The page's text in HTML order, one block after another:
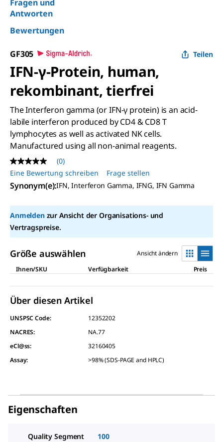
Fragen und
Antworten
Bewertungen
GF305 Teilen
IFN-γ-Protein, human,
rekombinant, tierfrei
The Interferon gamma (or IFN-γ protein) is an acid-
labile interferon produced by CD4 & CD8 T
lymphocytes as well as activated NK cells.
Manufactured using all non-animal reagents.
Kein
Beurteilungswert
Link
auf
Seite.
(0)
Eine Bewertung schreiben
Frage stellen
Synonym(e):IFN, Interferon Gamma, IFNG, IFN Gamma
Anmeldenzur Ansicht der Organisations- und
Vertragspreise.
Größe auswählen
Ansicht ändern
Ihnen/SKU
Verfügbarkeit Preis
Über diesen Artikel
UNSPSC Code:
12352202
NACRES:
NA.77
eCl@ss:
32160405
Assay: >98% (SDS-PAGE and HPLC)
Eigenschaften
Quality Segment 100